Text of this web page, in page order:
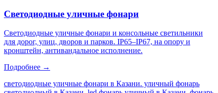
Светодиодные уличные фонари
Светодиодные уличные фонари и консольные светильники
для дорог, улиц, дворов и парков. IP65–IP67, на опору и
кронштейн, антивандальное исполнение.
Подробнее →
светодиодные уличные фонари в Казани. уличный фонарь